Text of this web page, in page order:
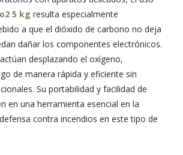
5 kg resulta especialmente
a que el dióxido de carbono no deja
dañar los componentes electrónicos.
desplazando el oxígeno,
de manera rápida y eficiente sin
Su portabilidad y facilidad de
en una herramienta esencial en la
contra incendios en este tipo de